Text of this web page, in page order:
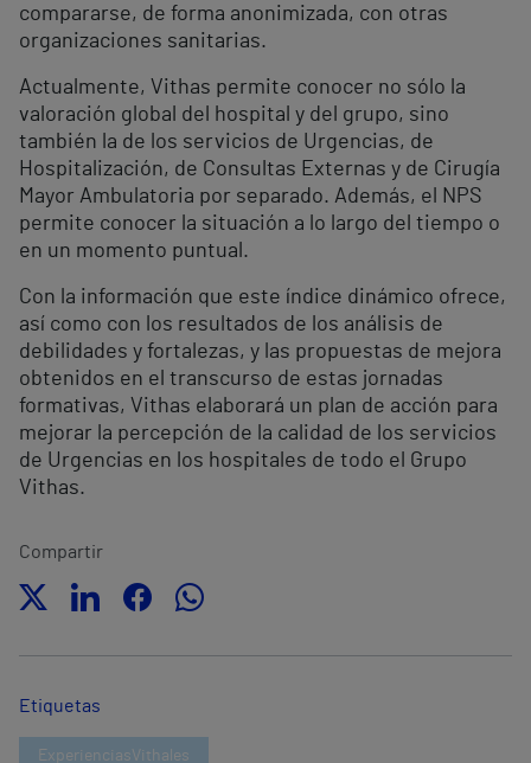
compararse, de forma anonimizada, con otras
organizaciones sanitarias.
Actualmente, Vithas permite conocer no sólo la
valoración global del hospital y del grupo, sino
también la de los servicios de Urgencias, de
Hospitalización, de Consultas Externas y de Cirugía
Mayor Ambulatoria por separado. Además, el NPS
permite conocer la situación a lo largo del tiempo o
en un momento puntual.
Con la información que este índice dinámico ofrece,
así como con los resultados de los análisis de
debilidades y fortalezas, y las propuestas de mejora
obtenidos en el transcurso de estas jornadas
formativas, Vithas elaborará un plan de acción para
mejorar la percepción de la calidad de los servicios
de Urgencias en los hospitales de todo el Grupo
Vithas.
Compartir
Etiquetas
ExperienciasVithales